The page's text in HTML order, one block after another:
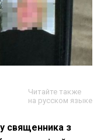
Читайте также
на русском языке
священника з